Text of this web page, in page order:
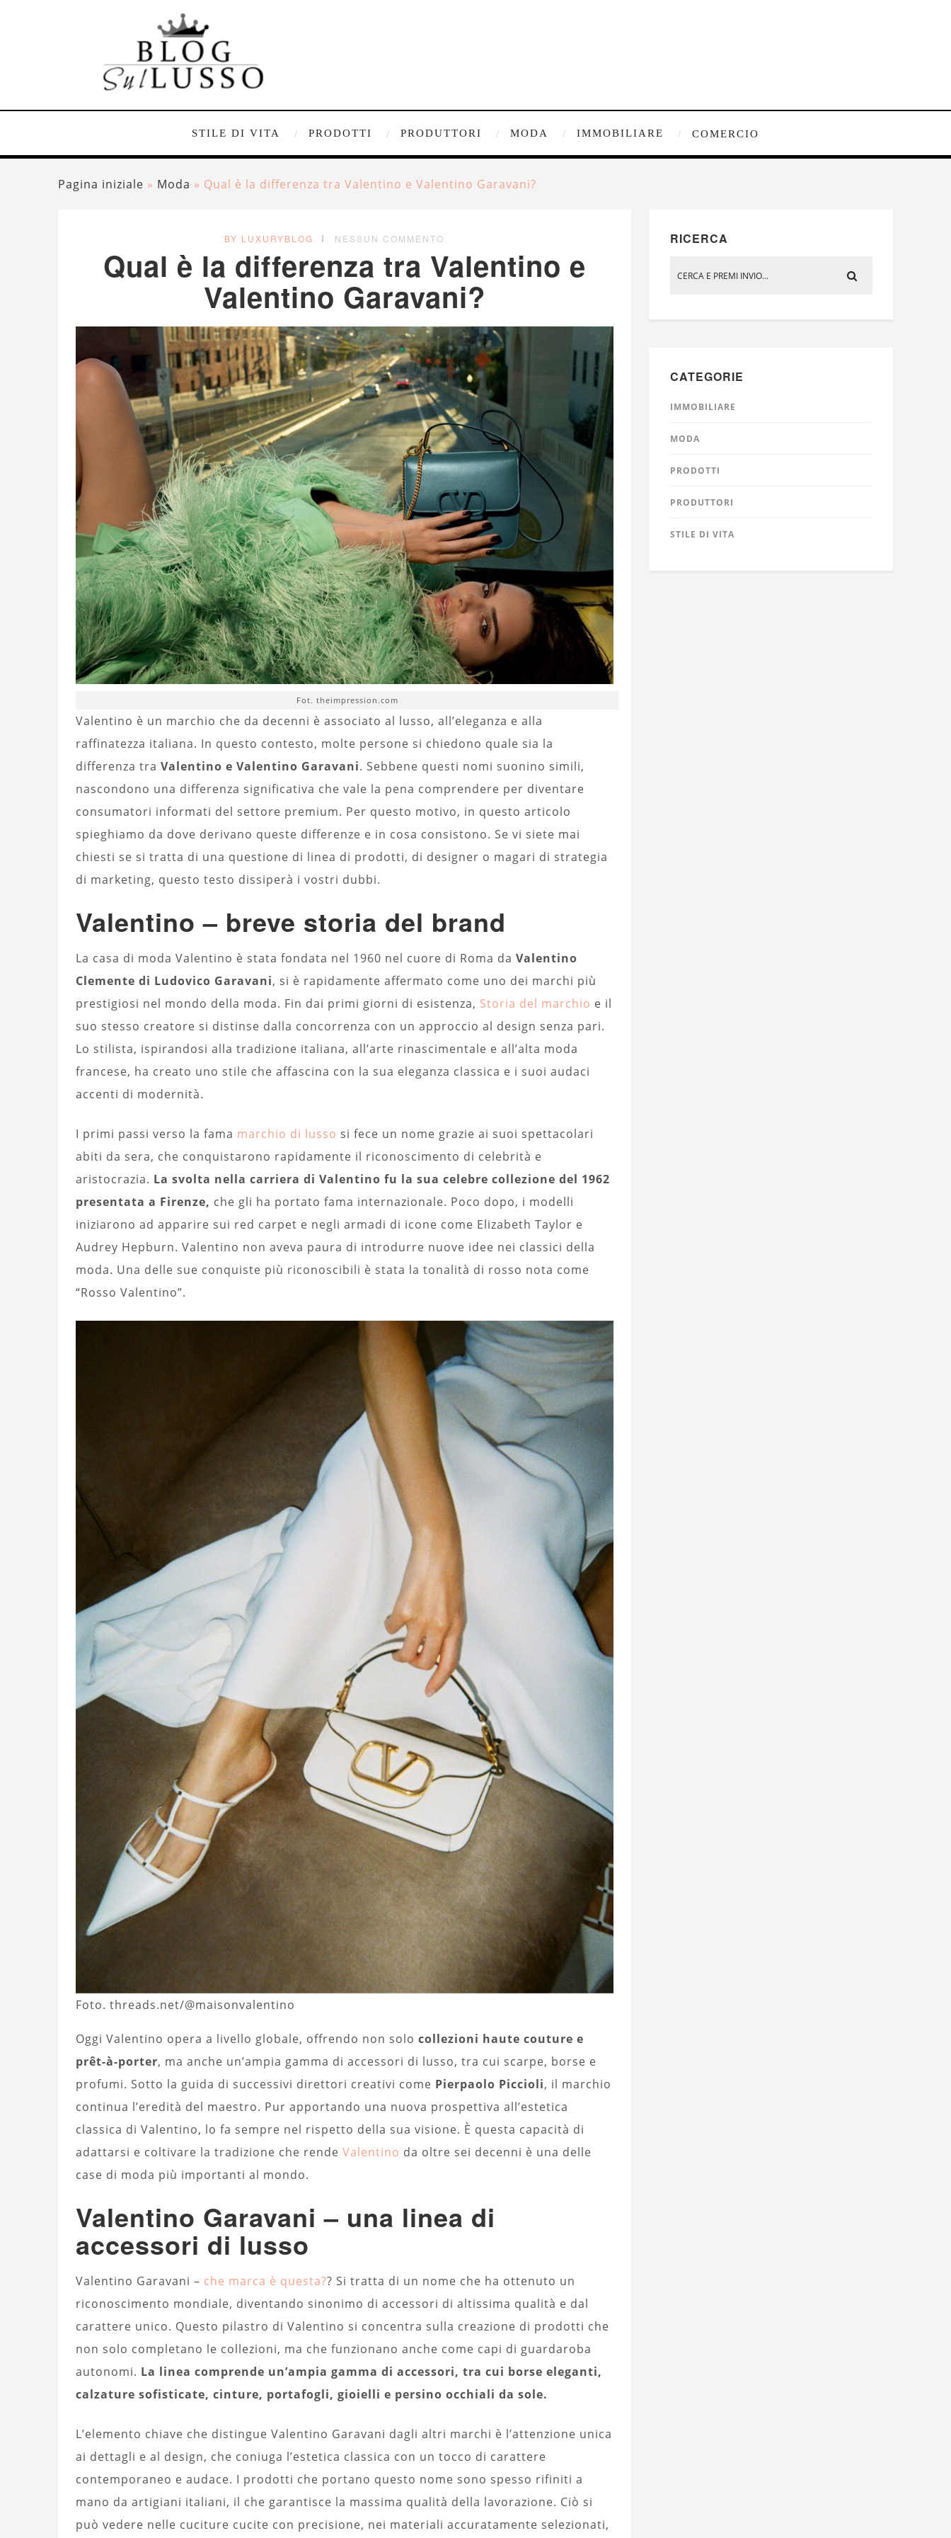
STILE DI VITA PRODOTTI PRODUTTORI MODA IMMOBILIARE COMERCIO
Pagina iniziale » Moda » Qual è la differenza tra Valentino e Valentino Garavani?
BY LUXURYBLOG NESSUN COMMENTO
Qual è la differenza tra Valentino e
Valentino Garavani?
Fot. theimpression.com
Valentino è un marchio che da decenni è associato al lusso, all’eleganza e alla
raffinatezza italiana. In questo contesto, molte persone si chiedono quale sia la
differenza tra Valentino e Valentino Garavani. Sebbene questi nomi suonino simili,
nascondono una differenza significativa che vale la pena comprendere per diventare
consumatori informati del settore premium. Per questo motivo, in questo articolo
spieghiamo da dove derivano queste differenze e in cosa consistono. Se vi siete mai
chiesti se si tratta di una questione di linea di prodotti, di designer o magari di strategia
di marketing, questo testo dissiperà i vostri dubbi.
Valentino – breve storia del brand
La casa di moda Valentino è stata fondata nel 1960 nel cuore di Roma da Valentino
Clemente di Ludovico Garavani, si è rapidamente affermato come uno dei marchi più
prestigiosi nel mondo della moda. Fin dai primi giorni di esistenza, Storia del marchio e il
suo stesso creatore si distinse dalla concorrenza con un approccio al design senza pari.
Lo stilista, ispirandosi alla tradizione italiana, all’arte rinascimentale e all’alta moda
francese, ha creato uno stile che affascina con la sua eleganza classica e i suoi audaci
accenti di modernità.
I primi passi verso la fama marchio di lusso si fece un nome grazie ai suoi spettacolari
abiti da sera, che conquistarono rapidamente il riconoscimento di celebrità e
aristocrazia. La svolta nella carriera di Valentino fu la sua celebre collezione del 1962
presentata a Firenze, che gli ha portato fama internazionale. Poco dopo, i modelli
iniziarono ad apparire sui red carpet e negli armadi di icone come Elizabeth Taylor e
Audrey Hepburn. Valentino non aveva paura di introdurre nuove idee nei classici della
moda. Una delle sue conquiste più riconoscibili è stata la tonalità di rosso nota come
“Rosso Valentino”.
Foto. threads.net/@maisonvalentino
Oggi Valentino opera a livello globale, offrendo non solo collezioni haute couture e
prêt-à-porter, ma anche un’ampia gamma di accessori di lusso, tra cui scarpe, borse e
profumi. Sotto la guida di successivi direttori creativi come Pierpaolo Piccioli, il marchio
continua l’eredità del maestro. Pur apportando una nuova prospettiva all’estetica
classica di Valentino, lo fa sempre nel rispetto della sua visione. È questa capacità di
adattarsi e coltivare la tradizione che rende Valentino da oltre sei decenni è una delle
case di moda più importanti al mondo.
Valentino Garavani – una linea di
accessori di lusso
Valentino Garavani – che marca è questa?? Si tratta di un nome che ha ottenuto un
riconoscimento mondiale, diventando sinonimo di accessori di altissima qualità e dal
carattere unico. Questo pilastro di Valentino si concentra sulla creazione di prodotti che
non solo completano le collezioni, ma che funzionano anche come capi di guardaroba
autonomi. La linea comprende un’ampia gamma di accessori, tra cui borse eleganti,
calzature sofisticate, cinture, portafogli, gioielli e persino occhiali da sole.
L’elemento chiave che distingue Valentino Garavani dagli altri marchi è l’attenzione unica
ai dettagli e al design, che coniuga l’estetica classica con un tocco di carattere
contemporaneo e audace. I prodotti che portano questo nome sono spesso rifiniti a
mano da artigiani italiani, il che garantisce la massima qualità della lavorazione. Ciò si
può vedere nelle cuciture cucite con precisione, nei materiali accuratamente selezionati,
RICERCA
CATEGORIE
IMMOBILIARE
MODA
PRODOTTI
PRODUTTORI
STILE DI VITA